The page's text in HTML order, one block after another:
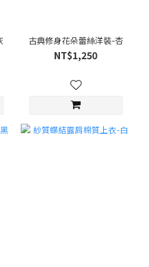
古典修身花朵蕾絲洋裝-杏
NT$1,250